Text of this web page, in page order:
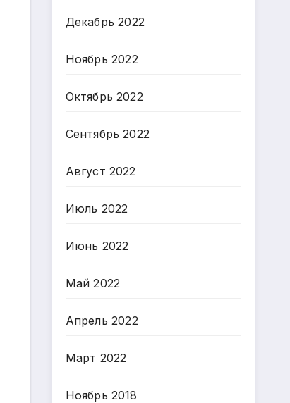
Декабрь 2022
Ноябрь 2022
Октябрь 2022
Сентябрь 2022
Август 2022
Июль 2022
Июнь 2022
Май 2022
Апрель 2022
Март 2022
Ноябрь 2018